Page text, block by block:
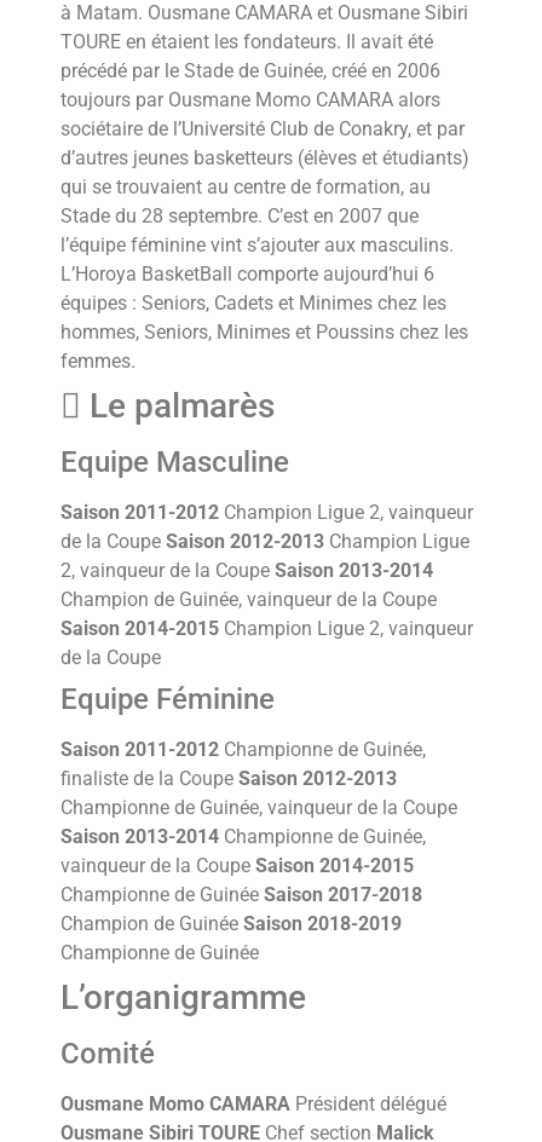
à Matam. Ousmane CAMARA et Ousmane Sibiri
TOURE en étaient les fondateurs. Il avait été
précédé par le Stade de Guinée, créé en 2006
toujours par Ousmane Momo CAMARA alors
sociétaire de l’Université Club de Conakry, et par
d’autres jeunes basketteurs (élèves et étudiants)
qui se trouvaient au centre de formation, au
Stade du 28 septembre. C’est en 2007 que
l’équipe féminine vint s’ajouter aux masculins.
L’Horoya BasketBall comporte aujourd’hui 6
équipes : Seniors, Cadets et Minimes chez les
hommes, Seniors, Minimes et Poussins chez les
femmes.
 Le palmarès
Equipe Masculine
Saison 2011-2012 Champion Ligue 2, vainqueur
de la Coupe Saison 2012-2013 Champion Ligue
2, vainqueur de la Coupe Saison 2013-2014
Champion de Guinée, vainqueur de la Coupe
Saison 2014-2015 Champion Ligue 2, vainqueur
de la Coupe
Equipe Féminine
Saison 2011-2012 Championne de Guinée,
finaliste de la Coupe Saison 2012-2013
Championne de Guinée, vainqueur de la Coupe
Saison 2013-2014 Championne de Guinée,
vainqueur de la Coupe Saison 2014-2015
Championne de Guinée Saison 2017-2018
Champion de Guinée Saison 2018-2019
Championne de Guinée
L’organigramme
Comité
Ousmane Momo CAMARA Président délégué
Ousmane Sibiri TOURE Chef section Malick